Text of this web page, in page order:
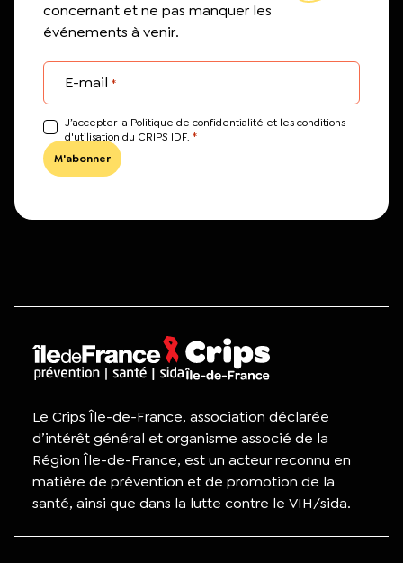
concernant et ne pas manquer les
événements à venir.
E-mail *
J’accepter la Politique de confidentialité et les conditions
d'utilisation du CRIPS IDF. *
Le Crips Île-de-France, association déclarée
d’intérêt général et organisme associé de la
Région Île-de-France, est un acteur reconnu en
matière de prévention et de promotion de la
santé, ainsi que dans la lutte contre le VIH/sida.